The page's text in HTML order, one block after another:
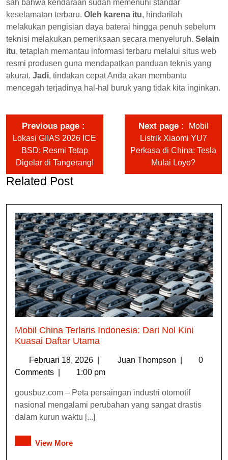
sah bahwa kendaraan sudah memenuhi standar
keselamatan terbaru. Oleh karena itu, hindarilah
melakukan pengisian daya baterai hingga penuh sebelum
teknisi melakukan pemeriksaan secara menyeluruh. Selain
itu, tetaplah memantau informasi terbaru melalui situs web
resmi produsen guna mendapatkan panduan teknis yang
akurat. Jadi, tindakan cepat Anda akan membantu
mencegah terjadinya hal-hal buruk yang tidak kita inginkan.
Previous page
Lokasi GIIAS 2026 ICE
BSD: Resmi Tetap
Digelar di Tangerang!
Next page
Mobil
Listrik Xiaomi YU7
Perkasa di China: Tesla
Mulai Loyo?
Related Post
Mobil China Terlaris Indonesia: Dari Nol Kini
Kuasai Daftar Utama
Februari 18, 2026 Juan Thompson
0
Comments
1:00 pm
gousbuz.com – Peta persaingan industri otomotif
nasional mengalami perubahan yang sangat drastis
dalam kurun waktu [...]
View More